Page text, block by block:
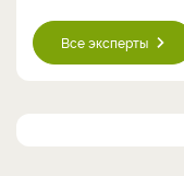
Все эксперты